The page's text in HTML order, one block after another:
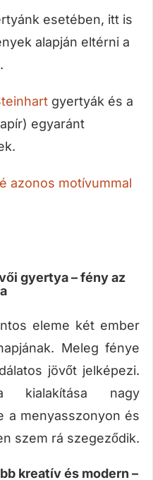
esetében, itt is
alapján eltérni a
gyertyák és a
egyaránt
azonos motívummal
gyertya – fény az
eleme két ember
Meleg fénye
jövőt jelképezi.
kialakítása nagy
a menyasszonyon és
szem rá szegeződik.
kreatív és modern –